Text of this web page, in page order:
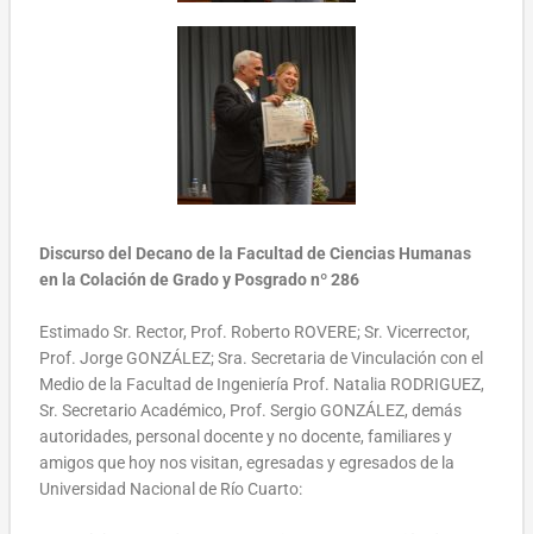
Discurso del Decano de la Facultad de Ciencias Humanas
en la Colación de Grado y Posgrado nº 286
Estimado Sr. Rector, Prof. Roberto ROVERE; Sr. Vicerrector,
Prof. Jorge GONZÁLEZ; Sra. Secretaria de Vinculación con el
Medio de la Facultad de Ingeniería Prof. Natalia RODRIGUEZ,
Sr. Secretario Académico, Prof. Sergio GONZÁLEZ, demás
autoridades, personal docente y no docente, familiares y
amigos que hoy nos visitan, egresadas y egresados de la
Universidad Nacional de Río Cuarto: